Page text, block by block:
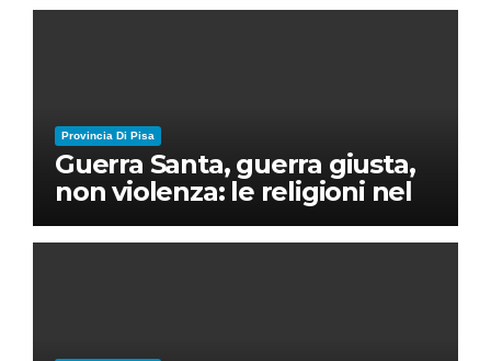
Provincia Di Pisa
Guerra Santa, guerra giusta,
non violenza: le religioni nel
nuovo disordine mondiale